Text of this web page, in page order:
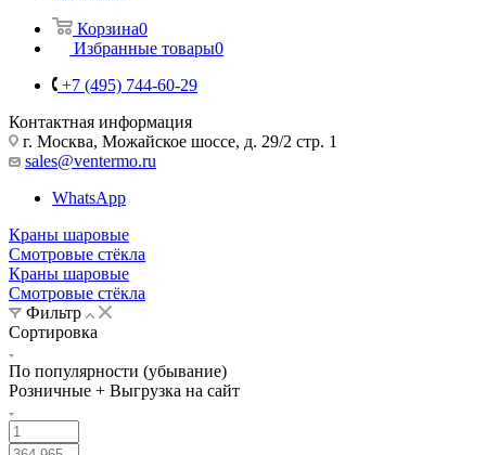
Корзина0
Избранные товары0
+7 (495) 744-60-29
Контактная информация
г. Москва, Можайское шоссе, д. 29/2 стр. 1
sales@ventermo.ru
WhatsApp
Краны шаровые
Смотровые стёкла
Краны шаровые
Смотровые стёкла
Фильтр
Сортировка
По популярности (убывание)
Розничные + Выгрузка на сайт